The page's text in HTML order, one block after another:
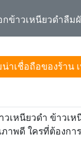
กข้าวเหนียวดำลืม
าเชื่อถือของร้าน
เหนียวดำ ข้าวเ
าพดี ใครที่ต้องก